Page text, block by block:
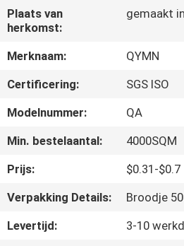
ONGEVEER
ONS
FABRIEKSREIS
CONTACTEER
ONS
Plaats van
herkomst:
gemaakt
Merknaam:
QYMN
Certificering:
SGS ISO
Modelnummer:
QA
Min. bestelaantal:
4000SQM
Prijs:
$0.31-$0.7
Verpakking Details:
Broodje
Levertijd:
3-10